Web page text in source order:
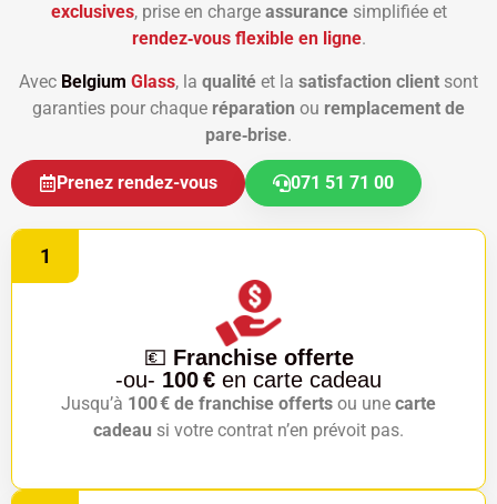
exclusives, prise en charge assurancesimplifiée et
rendez‑vous flexible en ligne.
Avec Belgium Glass, la qualité et la satisfaction client sont
garanties pour chaque réparation ou remplacement de
pare‑brise.
Prenez rendez-vous 071 51 71 00
1
💶 Franchise offerte
-ou- 100 € en carte cadeau
Jusqu’à 100 € de franchise offerts ou une carte
cadeau si votre contrat n’en prévoit pas.